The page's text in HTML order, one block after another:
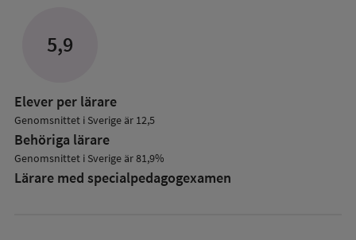
5,9
Elever per lärare
Genomsnittet i Sverige är 12,5
Behöriga lärare
Genomsnittet i Sverige är 81,9%
Lärare med specialpedagog­examen